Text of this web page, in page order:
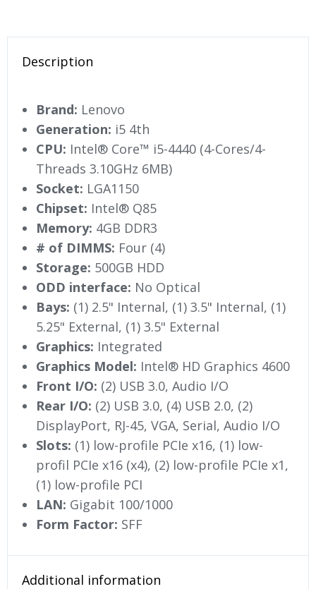
Description
Brand: Lenovo
Generation: i5 4th
CPU: Intel® Core™ i5-4440 (4-Cores/4-
Threads 3.10GHz 6MB)
Socket: LGA1150
Chipset: Intel® Q85
Memory: 4GB DDR3
# of DIMMS: Four (4)
Storage: 500GB HDD
ODD interface: No Optical
Bays: (1) 2.5" Internal, (1) 3.5" Internal, (1)
5.25" External, (1) 3.5" External
Graphics: Integrated
Graphics Model: Intel® HD Graphics 4600
Front I/O: (2) USB 3.0, Audio I/O
Rear I/O: (2) USB 3.0, (4) USB 2.0, (2)
DisplayPort, RJ-45, VGA, Serial, Audio I/O
Slots: (1) low-profile PCIe x16, (1) low-
profil PCIe x16 (x4), (2) low-profile PCIe x1,
(1) low-profile PCI
LAN: Gigabit 100/1000
Form Factor: SFF
Additional information